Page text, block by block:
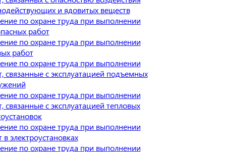
и ядовитых веществ
по охране труда при выполнении
работ
по охране труда при выполнении
работ
по охране труда при выполнении
связанные с эксплуатацией подъемных
по охране труда при выполнении
связанные с эксплуатацией тепловых
по охране труда при выполнении
в электроустановках
по охране труда при выполнении